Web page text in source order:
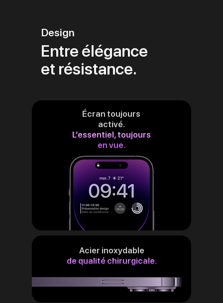
Design
Entre élégance
et résistance.
Écran toujours
activé.
L’essentiel, toujours
en vue.
Acier inoxydable
de qualité chirurgicale.